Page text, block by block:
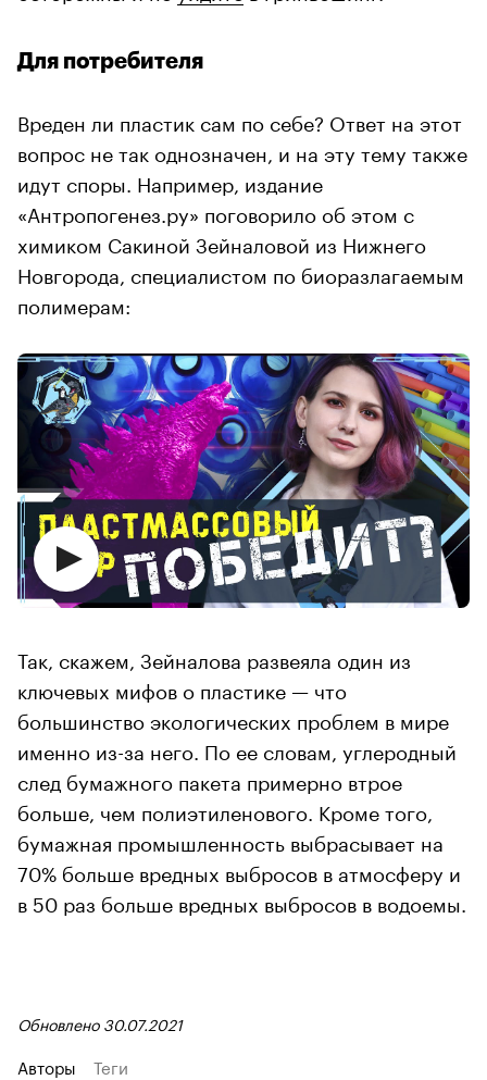
Для потребителя
Вреден ли пластик сам по себе? Ответ на этот
вопрос не так однозначен, и на эту тему также
идут споры. Например, издание
«Антропогенез.ру» поговорило об этом с
химиком Сакиной Зейналовой из Нижнего
Новгорода, специалистом по биоразлагаемым
полимерам:
Так, скажем, Зейналова развеяла один из
ключевых мифов о пластике — что
большинство экологических проблем в мире
именно из-за него. По ее словам, углеродный
след бумажного пакета примерно втрое
больше, чем полиэтиленового. Кроме того,
бумажная промышленность выбрасывает на
70% больше вредных выбросов в атмосферу и
в 50 раз больше вредных выбросов в водоемы.
Обновлено 30.07.2021
Авторы Теги